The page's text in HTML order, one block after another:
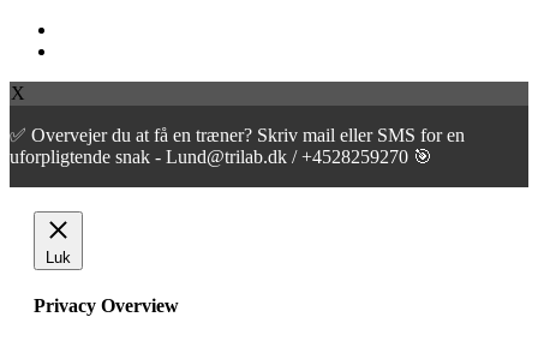
X
✅ Overvejer du at få en træner? Skriv mail eller SMS for en
uforpligtende snak - Lund@trilab.dk / +4528259270 🎯
Luk
Privacy Overview